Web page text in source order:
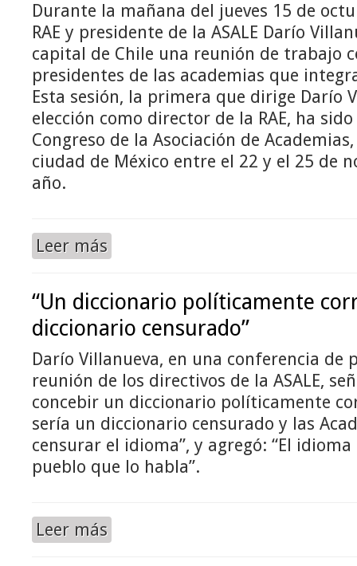
Durante la mañana del jueves 15 de
RAE y presidente de la ASALE Darío
capital de Chile una reunión de trabajo
presidentes de las academias que
Esta sesión, la primera que dirige Darío
elección como director de la RAE, ha
Congreso de la Asociación de
ciudad de México entre el 22 y el 25 de
año.
Leer más
“Un diccionario políticamente
diccionario censurado”
Darío Villanueva, en una conferencia de
reunión de los directivos de la ASALE,
concebir un diccionario políticamente
sería un diccionario censurado y las
censurar el idioma”, y agregó: “El
pueblo que lo habla”.
Leer más